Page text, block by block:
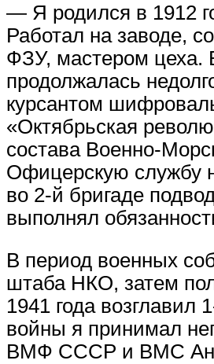
— Я родился в 1912
Работал на заводе,
ФЗУ, мастером цеха.
продолжалась
курсантом
«Октябрьская
состава Военно-
Офицерскую службу
во 2-й бригаде
выполнял
В период военных
штаба НКО, затем
1941 года возглавил
войны я принимал
ВМФ СССР и ВМС